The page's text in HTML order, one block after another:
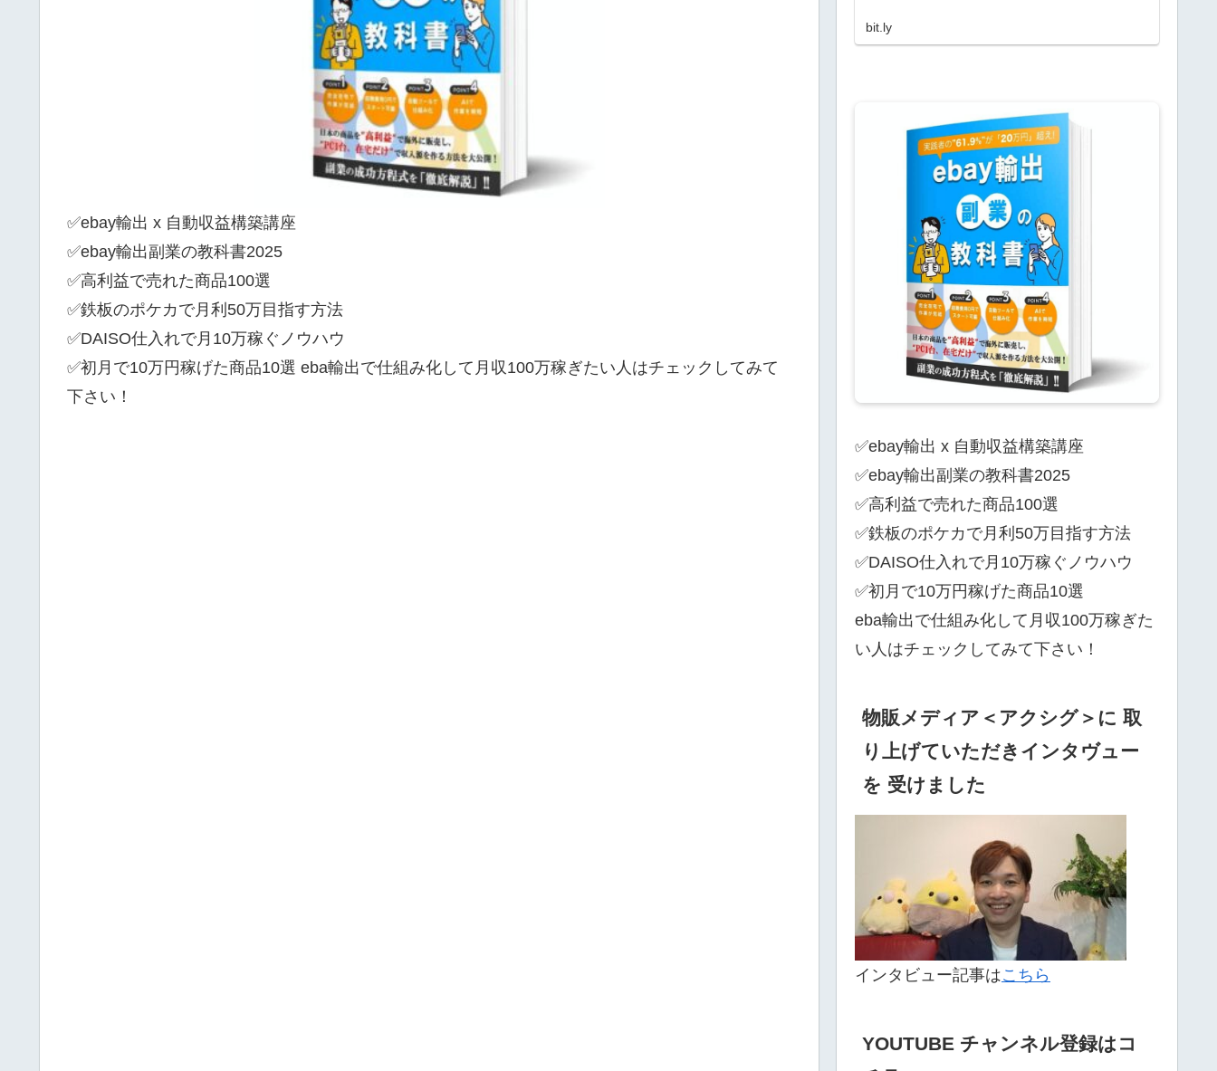
✅ebay輸出 x 自動収益構築講座
✅ebay輸出副業の教科書2025
✅高利益で売れた商品100選
✅鉄板のポケカで月利50万目指す方法
✅DAISO仕入れで月10万稼ぐノウハウ
✅初月で10万円稼げた商品10選 eba輸出で仕組み化して月収100万稼ぎたい人はチェックしてみて
下さい！
bit.ly
✅ebay輸出 x 自動収益構築講座
✅ebay輸出副業の教科書2025
✅高利益で売れた商品100選
✅鉄板のポケカで月利50万目指す方法
✅DAISO仕入れで月10万稼ぐノウハウ
✅初月で10万円稼げた商品10選
eba輸出で仕組み化して月収100万稼ぎた
い人はチェックしてみて下さい！
物販メディア＜アクシグ＞に 取
り上げていただきインタヴュー
を 受けました
インタビュー記事はこちら
YOUTUBE チャンネル登録はコ